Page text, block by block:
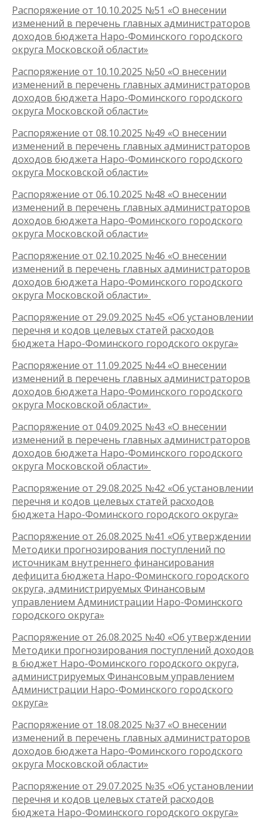
Распоряжение от 10.10.2025 №51 «О внесении
изменений в перечень главных администраторов
доходов бюджета Наро-Фоминского городского
округа Московской области»
Распоряжение от 10.10.2025 №50 «О внесении
изменений в перечень главных администраторов
доходов бюджета Наро-Фоминского городского
округа Московской области»
Распоряжение от 08.10.2025 №49 «О внесении
изменений в перечень главных администраторов
доходов бюджета Наро-Фоминского городского
округа Московской области»
Распоряжение от 06.10.2025 №48 «О внесении
изменений в перечень главных администраторов
доходов бюджета Наро-Фоминского городского
округа Московской области»
Распоряжение от 02.10.2025 №46 «О внесении
изменений в перечень главных администраторов
доходов бюджета Наро-Фоминского городского
округа Московской области»
Распоряжение от 29.09.2025 №45 «Об установлении
перечня и кодов целевых статей расходов
бюджета Наро-Фоминского городского округа»
Распоряжение от 11.09.2025 №44 «О внесении
изменений в перечень главных администраторов
доходов бюджета Наро-Фоминского городского
округа Московской области»
Распоряжение от 04.09.2025 №43 «О внесении
изменений в перечень главных администраторов
доходов бюджета Наро-Фоминского городского
округа Московской области»
Распоряжение от 29.08.2025 №42 «Об установлении
перечня и кодов целевых статей расходов
бюджета Наро-Фоминского городского округа»
Распоряжение от 26.08.2025 №41 «Об утверждении
Методики прогнозирования поступлений по
источникам внутреннего финансирования
дефицита бюджета Наро-Фоминского городского
округа, администрируемых Финансовым
управлением Администрации Наро-Фоминского
городского округа»
Распоряжение от 26.08.2025 №40 «Об утверждении
Методики прогнозирования поступлений доходов
в бюджет Наро-Фоминского городского округа,
администрируемых Финансовым управлением
Администрации Наро-Фоминского городского
округа»
Распоряжение от 18.08.2025 №37 «О внесении
изменений в перечень главных администраторов
доходов бюджета Наро-Фоминского городского
округа Московской области»
Распоряжение от 29.07.2025 №35 «Об установлении
перечня и кодов целевых статей расходов
бюджета Наро-Фоминского городского округа»